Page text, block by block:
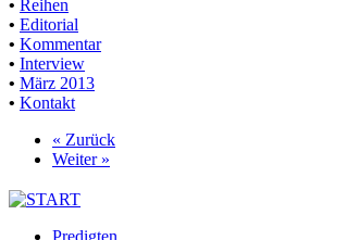
• Reihen
• Editorial
• Kommentar
• Interview
• März 2013
• Kontakt
« Zurück
Weiter »